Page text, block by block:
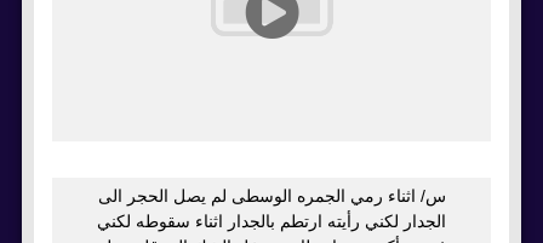
س/ اثناء رمي الجمره الوسطى لم يصل الحجر الى
الجدار لكني رأيته ارتطم بالجدار اثناء سقوطه لكني